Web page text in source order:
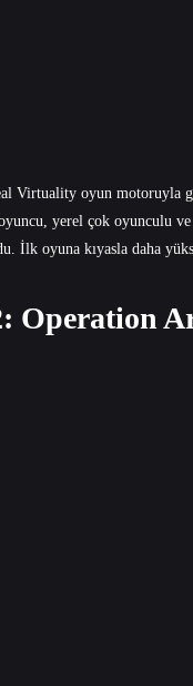
Virtuality oyun motoruyla
yerel çok oyunculu
İlk oyuna kıyasla daha
Operation